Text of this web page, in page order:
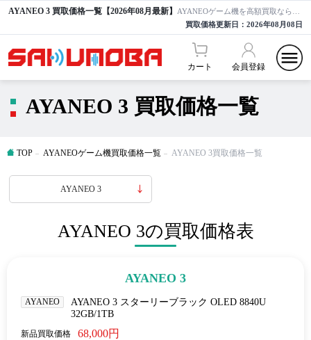
AYANEO 3 買取価格一覧【2026年08月最新】
買取価格更新日： 2026年08月08日
カート 会員登録
AYANEO 3 買取価格一覧
TOP AYANEOゲーム機買取価格一覧 AYANEO 3買取価格一覧
AYANEO 3
AYANEO 3の買取価格表
AYANEO 3
AYANEO
AYANEO 3 スターリーブラック OLED 8840U
32GB/1TB
新品買取価格 68,000円